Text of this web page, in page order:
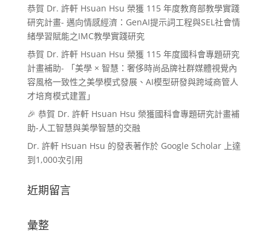
恭賀 Dr. 許軒 Hsuan Hsu 榮獲 115 年度教育部教學實踐
研究計畫- 邁向情感經濟：GenAI提示詞工程與SEL社會情
緒學習賦能之IMC教學實踐研究
恭賀 Dr. 許軒 Hsuan Hsu 榮獲 115 年度國科會專題研究
計畫補助- 「美學 × 智慧：奢侈時尚品牌社群媒體視覺內
容風格一致性之美學模式發展、AI模型研發與跨域商管人
才培育模式建置」
🎉 恭賀 Dr. 許軒 Hsuan Hsu 榮獲國科會專題研究計畫補
助-人工智慧與美學智慧的交融
Dr. 許軒 Hsuan Hsu 的發表著作於 Google Scholar 上達
到1,000次引用
近期留言
彙整